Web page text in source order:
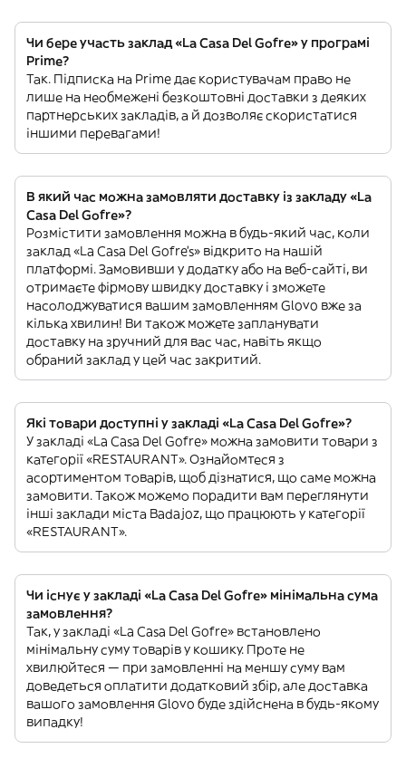
Чи бере участь заклад «La Casa Del Gofre» у програмі
Prime?
Так. Підписка на Prime дає користувачам право не
лише на необмежені безкоштовні доставки з деяких
партнерських закладів, а й дозволяє скористатися
іншими перевагами!
В який час можна замовляти доставку із закладу «La
Casa Del Gofre»?
Розмістити замовлення можна в будь-який час, коли
заклад «La Casa Del Gofre’s» відкрито на нашій
платформі. Замовивши у додатку або на веб-сайті, ви
отримаєте фірмову швидку доставку і зможете
насолоджуватися вашим замовленням Glovo вже за
кілька хвилин! Ви також можете запланувати
доставку на зручний для вас час, навіть якщо
обраний заклад у цей час закритий.
Які товари доступні у закладі «La Casa Del Gofre»?
У закладі «La Casa Del Gofre» можна замовити товари з
категорії «RESTAURANT». Ознайомтеся з
асортиментом товарів, щоб дізнатися, що саме можна
замовити. Також можемо порадити вам переглянути
інші заклади міста Badajoz, що працюють у категорії
«RESTAURANT».
Чи існує у закладі «La Casa Del Gofre» мінімальна сума
замовлення?
Так, у закладі «La Casa Del Gofre» встановлено
мінімальну суму товарів у кошику. Проте не
хвилюйтеся — при замовленні на меншу суму вам
доведеться оплатити додатковий збір, але доставка
вашого замовлення Glovo буде здійснена в будь-якому
випадку!